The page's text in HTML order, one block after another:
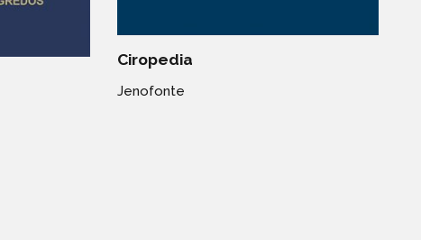
Ciropedia
Jenofonte